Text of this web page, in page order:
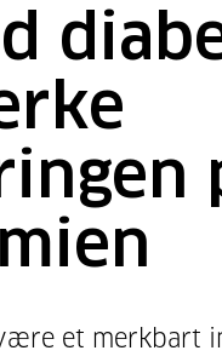
et merkbart